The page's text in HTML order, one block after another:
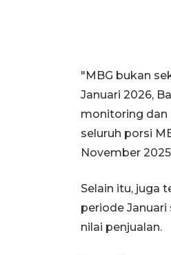
"MBG bukan
Januari 2026,
monitoring dan
seluruh porsi
November
Selain itu, juga
periode
nilai penjualan.